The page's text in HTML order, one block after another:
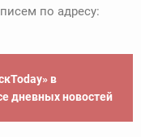
по адресу:
в
дневных новостей